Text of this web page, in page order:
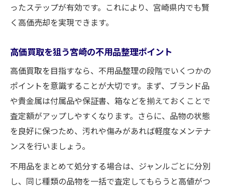
ったステップが有効です。これにより、宮崎県内でも賢
く高価売却を実現できます。
高価買取を狙う宮崎の不用品整理ポイント
高価買取を目指すなら、不用品整理の段階でいくつかの
ポイントを意識することが大切です。まず、ブランド品
や貴金属は付属品や保証書、箱などを揃えておくことで
査定額がアップしやすくなります。さらに、品物の状態
を良好に保つため、汚れや傷みがあれば軽度なメンテナ
ンスを行いましょう。
不用品をまとめて処分する場合は、ジャンルごとに分別
し、同じ種類の品物を一括で査定してもらうと高値がつ